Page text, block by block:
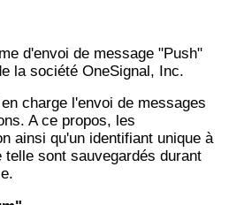
d'envoi de message "Push"
la société OneSignal, Inc.
charge l'envoi de messages
A ce propos, les
ainsi qu'un identifiant unique à
telle sont sauvegardés durant